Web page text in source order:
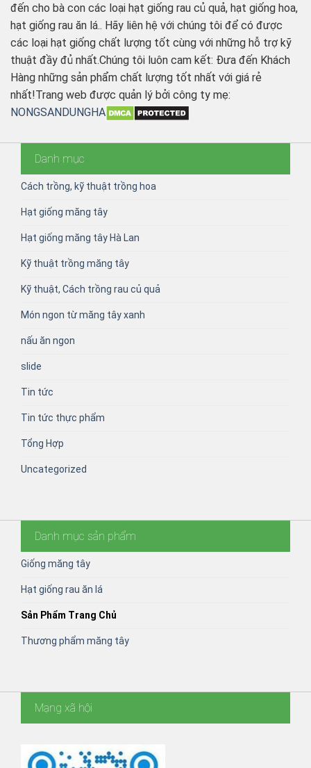
đến cho bà con các loại hạt giống rau củ quả, hạt giống hoa,
hạt giống rau ăn lá.. Hãy liên hệ với chúng tôi để có được
các loại hạt giống chất lượng tốt cùng với những hỗ trợ kỹ
thuật đầy đủ nhất.Chúng tôi luôn cam kết: Đưa đến Khách
Hàng những sản phẩm chất lượng tốt nhất với giá rẻ
nhất!Trang web được quản lý bởi công ty mẹ:
NONGSANDUNGHA
Danh mục
Cách trồng, kỹ thuật trồng hoa
Hạt giống măng tây
Hạt giống măng tây Hà Lan
Kỹ thuật trồng măng tây
Kỹ thuật, Cách trồng rau củ quả
Món ngon từ măng tây xanh
nấu ăn ngon
slide
Tin tức
Tin tức thực phẩm
Tổng Hợp
Uncategorized
Danh mục sản phẩm
Giống măng tây
Hạt giống rau ăn lá
Sản Phẩm Trang Chủ
Thương phẩm măng tây
Mạng xã hội